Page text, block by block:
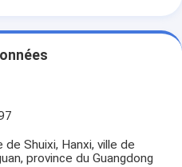
Shuixi, Hanxi, ville de
province du Guangdong